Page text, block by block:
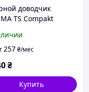
доводчик
TS Compakt
(67010103)
257₴/мес
₴
Купить